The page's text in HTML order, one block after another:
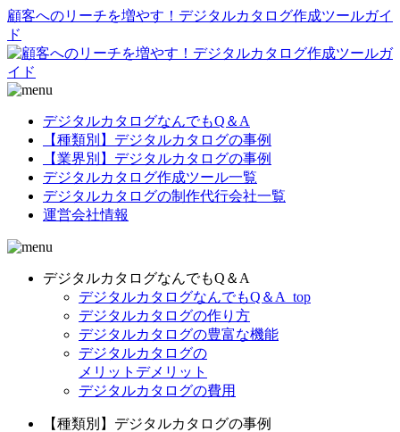
顧客へのリーチを増やす！デジタルカタログ作成ツールガイ
ド
デジタルカタログなんでもQ＆A
【種類別】デジタルカタログの事例
【業界別】デジタルカタログの事例
デジタルカタログ作成ツール一覧
デジタルカタログの制作代行会社一覧
運営会社情報
デジタルカタログなんでもQ＆A
デジタルカタログなんでもQ＆A_top
デジタルカタログの作り方
デジタルカタログの豊富な機能
デジタルカタログの
メリットデメリット
デジタルカタログの費用
【種類別】デジタルカタログの事例